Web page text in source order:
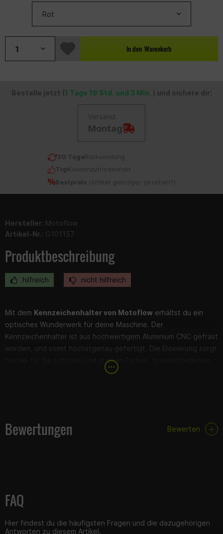
In den Warenkorb
Bestelle jetzt (1 Tage 19 Std. und 3 Min. ) und sichere dir:
Versand:
Montag
30 TageRücksendung
TopKundenzufriedenheit
Bestpreis ( Artikel günstiger gesehen? )
Hersteller: Motoflow
Artikel-Nr.: G101157
Produktbeschreibung
hilfreich nicht hilfreich
Mit dem Kennzeichenhalter von Motoflow erhältst du ein
optisches Wunderwerk für deine Maschine. Der
Kennzeichenhalter ist aus hochwertigem Aluminium CNC gefräst
worden, und somit höchstgenau gefertigt. Die Eloxierung sorgt
hierbei für die schönen und starken Farben. In verschiedenen
Farben erhältlich, kannst du ihn auch nach deinen Wünschen
Zusätzlich ist der Kennzeichenhalter auch in verschiedene
Winkel verstellbar, womit du das Kennzeichen so montieren
Bewertungen Bewerten
FAQ
Hier findest du die häufigsten Fragen und die dazugehörigen
Antworten zu diesem Artikel.